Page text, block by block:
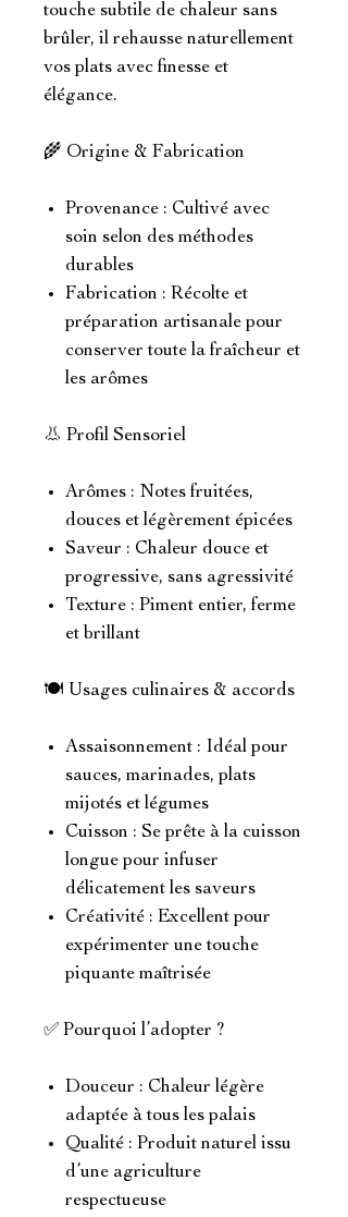
touche subtile de chaleur sans
brûler, il rehausse naturellement
vos plats avec finesse et
élégance.
🌾 Origine & Fabrication
Provenance : Cultivé avec
soin selon des méthodes
durables
Fabrication : Récolte et
préparation artisanale pour
conserver toute la fraîcheur et
les arômes
👃 Profil Sensoriel
Arômes : Notes fruitées,
douces et légèrement épicées
Saveur : Chaleur douce et
progressive, sans agressivité
Texture : Piment entier, ferme
et brillant
🍽️ Usages culinaires & accords
Assaisonnement : Idéal pour
sauces, marinades, plats
mijotés et légumes
Cuisson : Se prête à la cuisson
longue pour infuser
délicatement les saveurs
Créativité : Excellent pour
expérimenter une touche
piquante maîtrisée
✅ Pourquoi l’adopter ?
Douceur : Chaleur légère
adaptée à tous les palais
Qualité : Produit naturel issu
d’une agriculture
respectueuse